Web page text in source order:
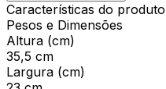
Características do produto
Pesos e Dimensões
Altura (cm)
35,5 cm
Largura (cm)